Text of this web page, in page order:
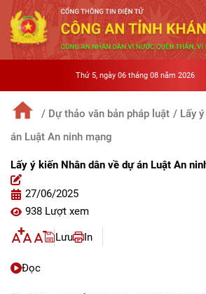
Thứ 5, ngày 06 tháng 08 năm 2026
/ Dự thảo văn bản pháp luật / Lấy
án Luật An ninh mạng
Lấy ý kiến Nhân dân về dự án Luật An
27/06/2025
938 Lượt xem
Lưu In
Đọc